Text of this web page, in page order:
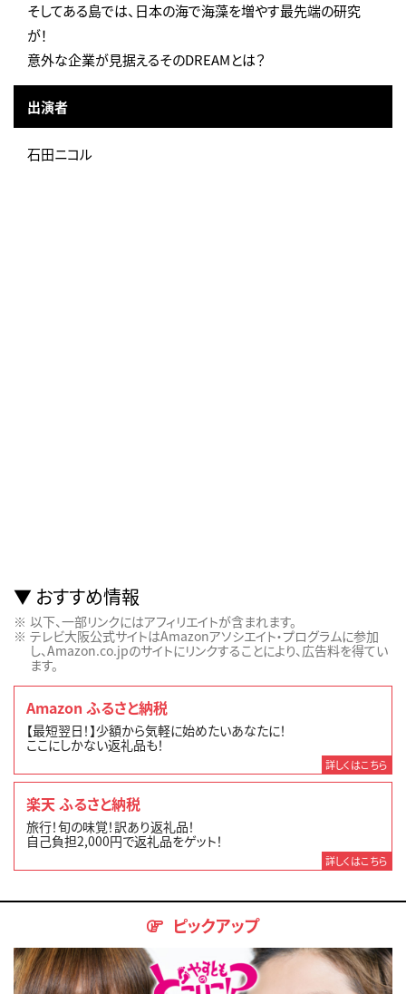
そしてある島では、日本の海で海藻を増やす最先端の研究
が！
意外な企業が見据えるそのDREAMとは？
出演者
石田ニコル
おすすめ情報
以下、一部リンクにはアフィリエイトが含まれます。
テレビ大阪公式サイトはAmazonアソシエイト・プログラムに参加
し、Amazon.co.jpのサイトにリンクすることにより、広告料を得てい
ます。
Amazon ふるさと納税
【最短翌日！】少額から気軽に始めたいあなたに！
ここにしかない返礼品も！
詳しくはこちら
楽天 ふるさと納税
旅行！旬の味覚！訳あり返礼品！
自己負担2,000円で返礼品をゲット！
詳しくはこちら
ピックアップ